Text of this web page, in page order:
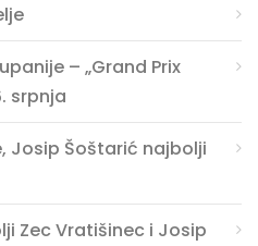
– „Grand Prix
srpnja
Josip Šoštarić najbolji
Zec Vratišinec i Josip